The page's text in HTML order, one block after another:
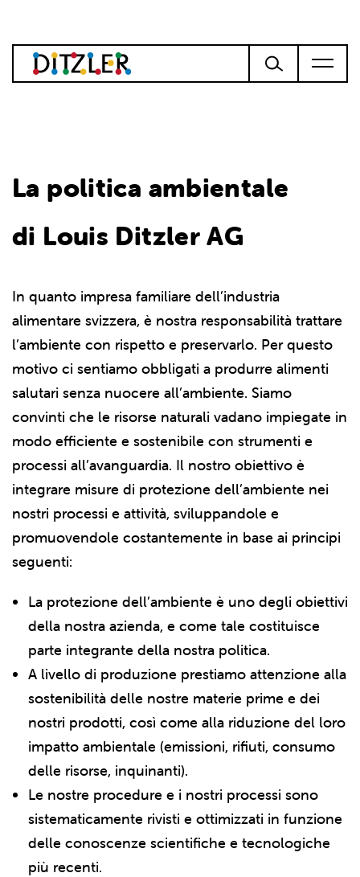
La politica ambientale
di Louis Ditzler AG
In quanto impresa familiare dell’industria
alimentare svizzera, è nostra responsabilità trattare
l’ambiente con rispetto e preservarlo. Per questo
motivo ci sentiamo obbligati a produrre alimenti
salutari senza nuocere all’ambiente. Siamo
convinti che le risorse naturali vadano impiegate in
modo efficiente e sostenibile con strumenti e
processi all’avanguardia. Il nostro obiettivo è
integrare misure di protezione dell’ambiente nei
nostri processi e attività, sviluppandole e
promuovendole costantemente in base ai principi
seguenti:
La protezione dell’ambiente è uno degli obiettivi
della nostra azienda, e come tale costituisce
parte integrante della nostra politica.
A livello di produzione prestiamo attenzione alla
sostenibilità delle nostre materie prime e dei
nostri prodotti, così come alla riduzione del loro
impatto ambientale (emissioni, rifiuti, consumo
delle risorse, inquinanti).
Le nostre procedure e i nostri processi sono
sistematicamente rivisti e ottimizzati in funzione
delle conoscenze scientifiche e tecnologiche
più recenti.